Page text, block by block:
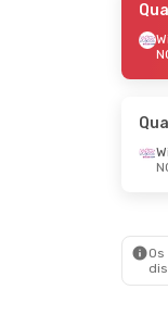
-
Direto
-